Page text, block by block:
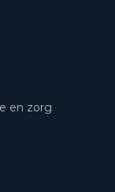
en zorg